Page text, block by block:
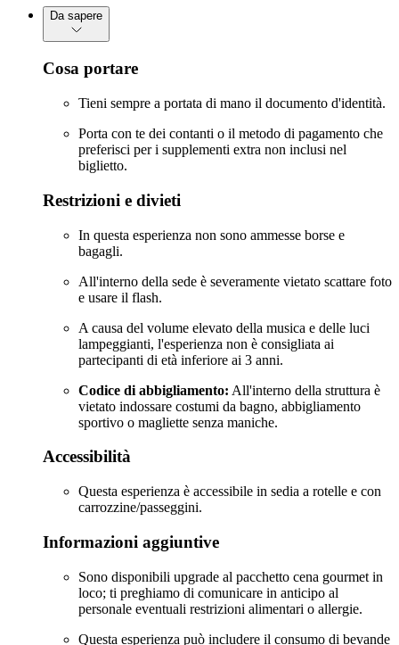
Da sapere
Cosa portare
Tieni sempre a portata di mano il documento d'identità.
Porta con te dei contanti o il metodo di pagamento che
preferisci per i supplementi extra non inclusi nel
biglietto.
Restrizioni e divieti
In questa esperienza non sono ammesse borse e
bagagli.
All'interno della sede è severamente vietato scattare foto
e usare il flash.
A causa del volume elevato della musica e delle luci
lampeggianti, l'esperienza non è consigliata ai
partecipanti di età inferiore ai 3 anni.
Codice di abbigliamento: All'interno della struttura è
vietato indossare costumi da bagno, abbigliamento
sportivo o magliette senza maniche.
Accessibilità
Questa esperienza è accessibile in sedia a rotelle e con
carrozzine/passeggini.
Informazioni aggiuntive
Sono disponibili upgrade al pacchetto cena gourmet in
loco; ti preghiamo di comunicare in anticipo al
personale eventuali restrizioni alimentari o allergie.
Questa esperienza può includere il consumo di bevande